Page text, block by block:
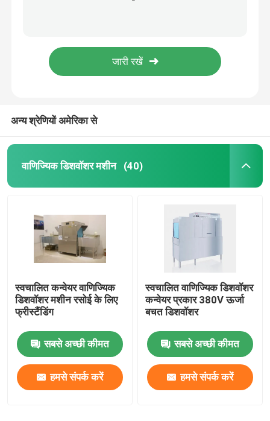
कन्वेयर वाणिज्यिक डिशवॉशर
औद्योगिक डिश वॉशिंग मशीन
वाणिज्यिक रसोई डिशवॉशर
किचन डिशवॉशर पार्ट्स
तरल डिशवॉशर डिटर्जेंट
खाद्य अपशिष्ट निपटानकर्ता
रसोई कचरा निपटानकर्ता
अर्ध एकीकृत रसोई उपकरण डिशवॉशर मशीन उड़ान प्रकार
अन्य श्रेणियों अमेरिका से
वाणिज्यिक डिशवॉशर मशीन (40)
स्वचालित कन्वेयर वाणिज्यिक
डिशवॉशर मशीन रसोई के लिए
फ्रीस्टैंडिंग
सबसे अच्छी कीमत
हमसे संपर्क करें
स्वचालित वाणिज्यिक डिशवॉशर
कन्वेयर प्रकार 380V ऊर्जा
बचत डिशवॉशर
सबसे अच्छी कीमत
हमसे संपर्क करें